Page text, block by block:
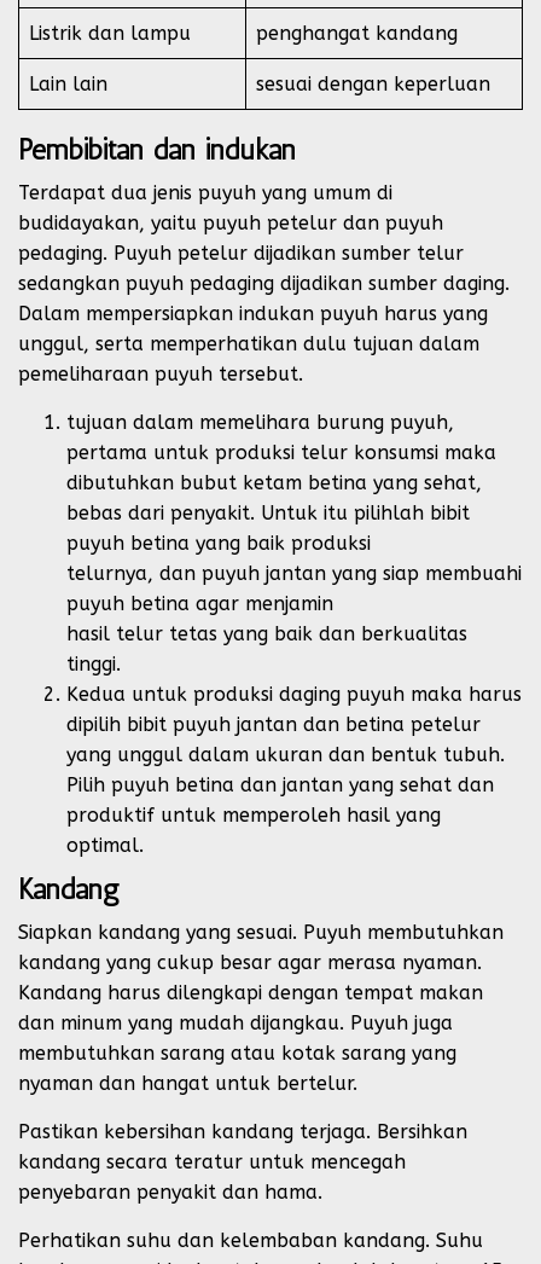
Listrik dan lampu penghangat kandang
Lain lain sesuai dengan keperluan
Pembibitan dan indukan
Terdapat dua jenis puyuh yang umum di
budidayakan, yaitu puyuh petelur dan puyuh
pedaging. Puyuh petelur dijadikan sumber telur
sedangkan puyuh pedaging dijadikan sumber daging.
Dalam mempersiapkan indukan puyuh harus yang
unggul, serta memperhatikan dulu tujuan dalam
pemeliharaan puyuh tersebut.
tujuan dalam memelihara burung puyuh,
pertama untuk produksi telur konsumsi maka
dibutuhkan bubut ketam betina yang sehat,
bebas dari penyakit. Untuk itu pilihlah bibit
puyuh betina yang baik produksi
telurnya, dan puyuh jantan yang siap membuahi
puyuh betina agar menjamin
hasil telur tetas yang baik dan berkualitas
tinggi.
Kedua untuk produksi daging puyuh maka harus
dipilih bibit puyuh jantan dan betina petelur
yang unggul dalam ukuran dan bentuk tubuh.
Pilih puyuh betina dan jantan yang sehat dan
produktif untuk memperoleh hasil yang
optimal.
Kandang
Siapkan kandang yang sesuai. Puyuh membutuhkan
kandang yang cukup besar agar merasa nyaman.
Kandang harus dilengkapi dengan tempat makan
dan minum yang mudah dijangkau. Puyuh juga
membutuhkan sarang atau kotak sarang yang
nyaman dan hangat untuk bertelur.
Pastikan kebersihan kandang terjaga. Bersihkan
kandang secara teratur untuk mencegah
penyebaran penyakit dan hama.
Perhatikan suhu dan kelembaban kandang. Suhu